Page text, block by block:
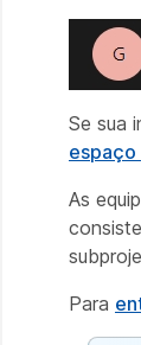
Se sua
espaço
As
Para